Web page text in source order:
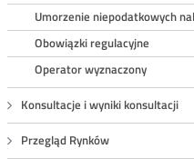
Umorzenie niepodatkowych
Obowiązki regulacyjne
Operator wyznaczony
Konsultacje i wyniki konsultacji
Przegląd Rynków